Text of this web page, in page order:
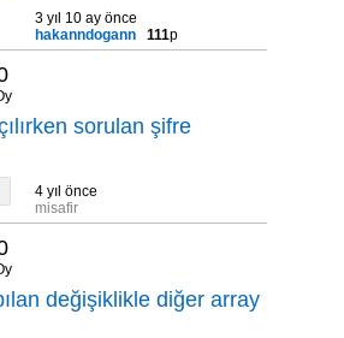
3 yıl 10 ay önce
hakanndogann
111p
sorulan şifre
4 yıl önce
misafir
değişiklikle diğer array